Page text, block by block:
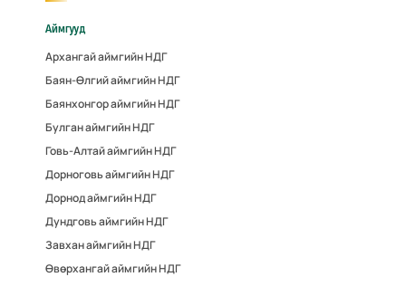
Аймгууд
Архангай аймгийн НДГ
Баян-Өлгий аймгийн НДГ
Баянхонгор аймгийн НДГ
Булган аймгийн НДГ
Говь-Алтай аймгийн НДГ
Дорноговь аймгийн НДГ
Дорнод аймгийн НДГ
Дундговь аймгийн НДГ
Завхан аймгийн НДГ
Өвөрхангай аймгийн НДГ